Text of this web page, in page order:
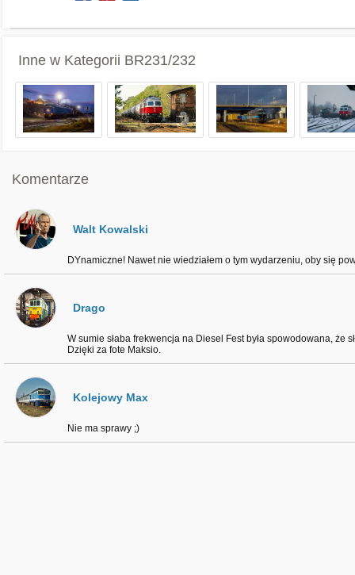
Inne w Kategorii BR231/232
Komentarze
Walt Kowalski
DYnamiczne! Nawet nie wiedziałem o tym wydarzeniu, oby się
Drago
W sumie słaba frekwencja na Diesel Fest była spowodowana, że
Dzięki za fote Maksio.
Kolejowy Max
Nie ma sprawy ;)